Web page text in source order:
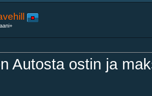
Autosta ostin ja